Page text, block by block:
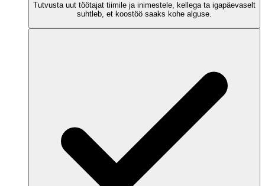
Tutvusta uut töötajat tiimile ja inimestele, kellega ta igapäevaselt
suhtleb, et koostöö saaks kohe alguse.